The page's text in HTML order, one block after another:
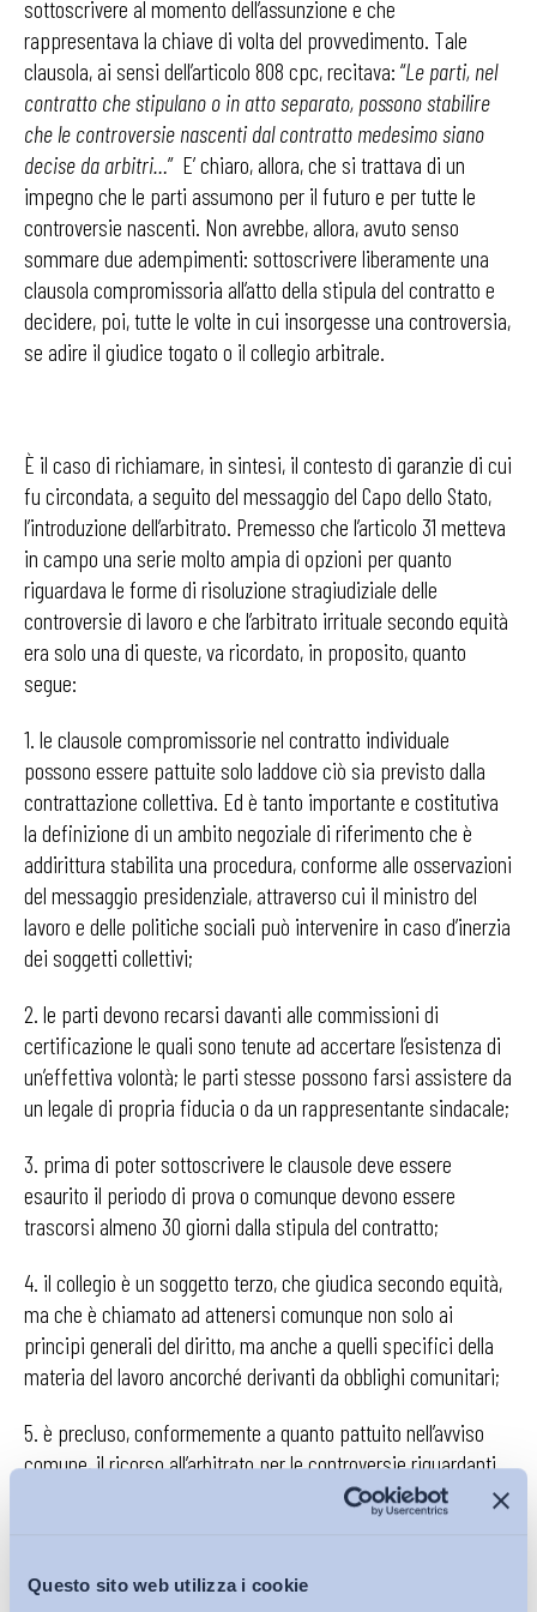
Questo sito web utilizza i cookie
sottoscrivere al momento dell’assunzione e che
rappresentava la chiave di volta del provvedimento. Tale
clausola, ai sensi dell’articolo 808 cpc, recitava: “Le parti, nel
contratto che stipulano o in atto separato, possono stabilire
che le controversie nascenti dal contratto medesimo siano
decise da arbitri… ” E’ chiaro, allora, che si trattava di un
impegno che le parti assumono per il futuro e per tutte le
controversie nascenti. Non avrebbe, allora, avuto senso
sommare due adempimenti: sottoscrivere liberamente una
clausola compromissoria all’atto della stipula del contratto e
decidere, poi, tutte le volte in cui insorgesse una controversia,
se adire il giudice togato o il collegio arbitrale.
È il caso di richiamare, in sintesi, il contesto di garanzie di cui
fu circondata, a seguito del messaggio del Capo dello Stato,
l’introduzione dell’arbitrato. Premesso che l’articolo 31 metteva
in campo una serie molto ampia di opzioni per quanto
riguardava le forme di risoluzione stragiudiziale delle
controversie di lavoro e che l’arbitrato irrituale secondo equità
era solo una di queste, va ricordato, in proposito, quanto
segue:
1. le clausole compromissorie nel contratto individuale
possono essere pattuite solo laddove ciò sia previsto dalla
contrattazione collettiva. Ed è tanto importante e costitutiva
la definizione di un ambito negoziale di riferimento che è
addirittura stabilita una procedura, conforme alle osservazioni
del messaggio presidenziale, attraverso cui il ministro del
lavoro e delle politiche sociali può intervenire in caso d’inerzia
dei soggetti collettivi;
2. le parti devono recarsi davanti alle commissioni di
certificazione le quali sono tenute ad accertare l’esistenza di
un’effettiva volontà; le parti stesse possono farsi assistere da
un legale di propria fiducia o da un rappresentante sindacale;
3. prima di poter sottoscrivere le clausole deve essere
esaurito il periodo di prova o comunque devono essere
trascorsi almeno 30 giorni dalla stipula del contratto;
4. il collegio è un soggetto terzo, che giudica secondo equità,
ma che è chiamato ad attenersi comunque non solo ai
principi generali del diritto, ma anche a quelli specifici della
materia del lavoro ancorché derivanti da obblighi comunitari;
5. è precluso, conformemente a quanto pattuito nell’avviso
comune, il ricorso all’arbitrato per le controversie riguardanti
partita. In sede di votazione il Pd riuscì a far passare un